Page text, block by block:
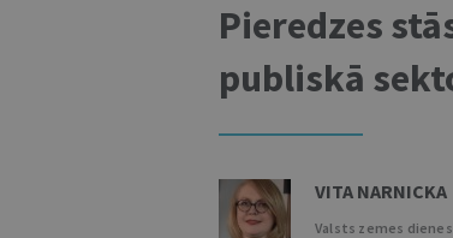
Pieredzes
publiskā
VITA NARNICKA
Valsts zemes